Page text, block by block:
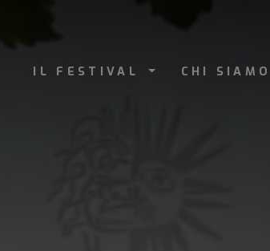
IL FESTIVAL CHI SIAMO